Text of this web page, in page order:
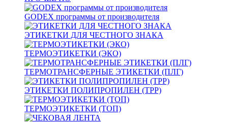
GODEX программы от производителя
ЭТИКЕТКИ ДЛЯ ЧЕСТНОГО ЗНАКА
ТЕРМОЭТИКЕТКИ (ЭКО)
ТЕРМОТРАНСФЕРНЫЕ ЭТИКЕТКИ (ПЛГ)
ЭТИКЕТКИ ПОЛИПРОПИЛЕН (TPP)
ТЕРМОЭТИКЕТКИ (ТОП)